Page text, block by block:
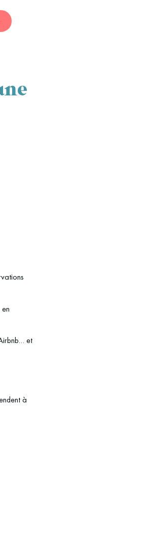
et
à